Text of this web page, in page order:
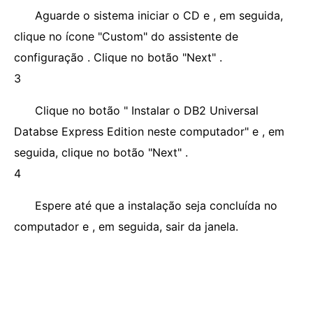
Aguarde o sistema iniciar o CD e , em seguida,
clique no ícone "Custom" do assistente de
configuração . Clique no botão "Next" .
3
Clique no botão " Instalar o DB2 Universal
Databse Express Edition neste computador" e , em
seguida, clique no botão "Next" .
4
Espere até que a instalação seja concluída no
computador e , em seguida, sair da janela.